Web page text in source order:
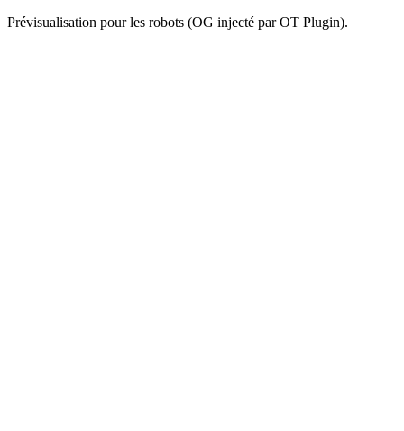
Prévisualisation pour les robots (OG injecté par OT Plugin).